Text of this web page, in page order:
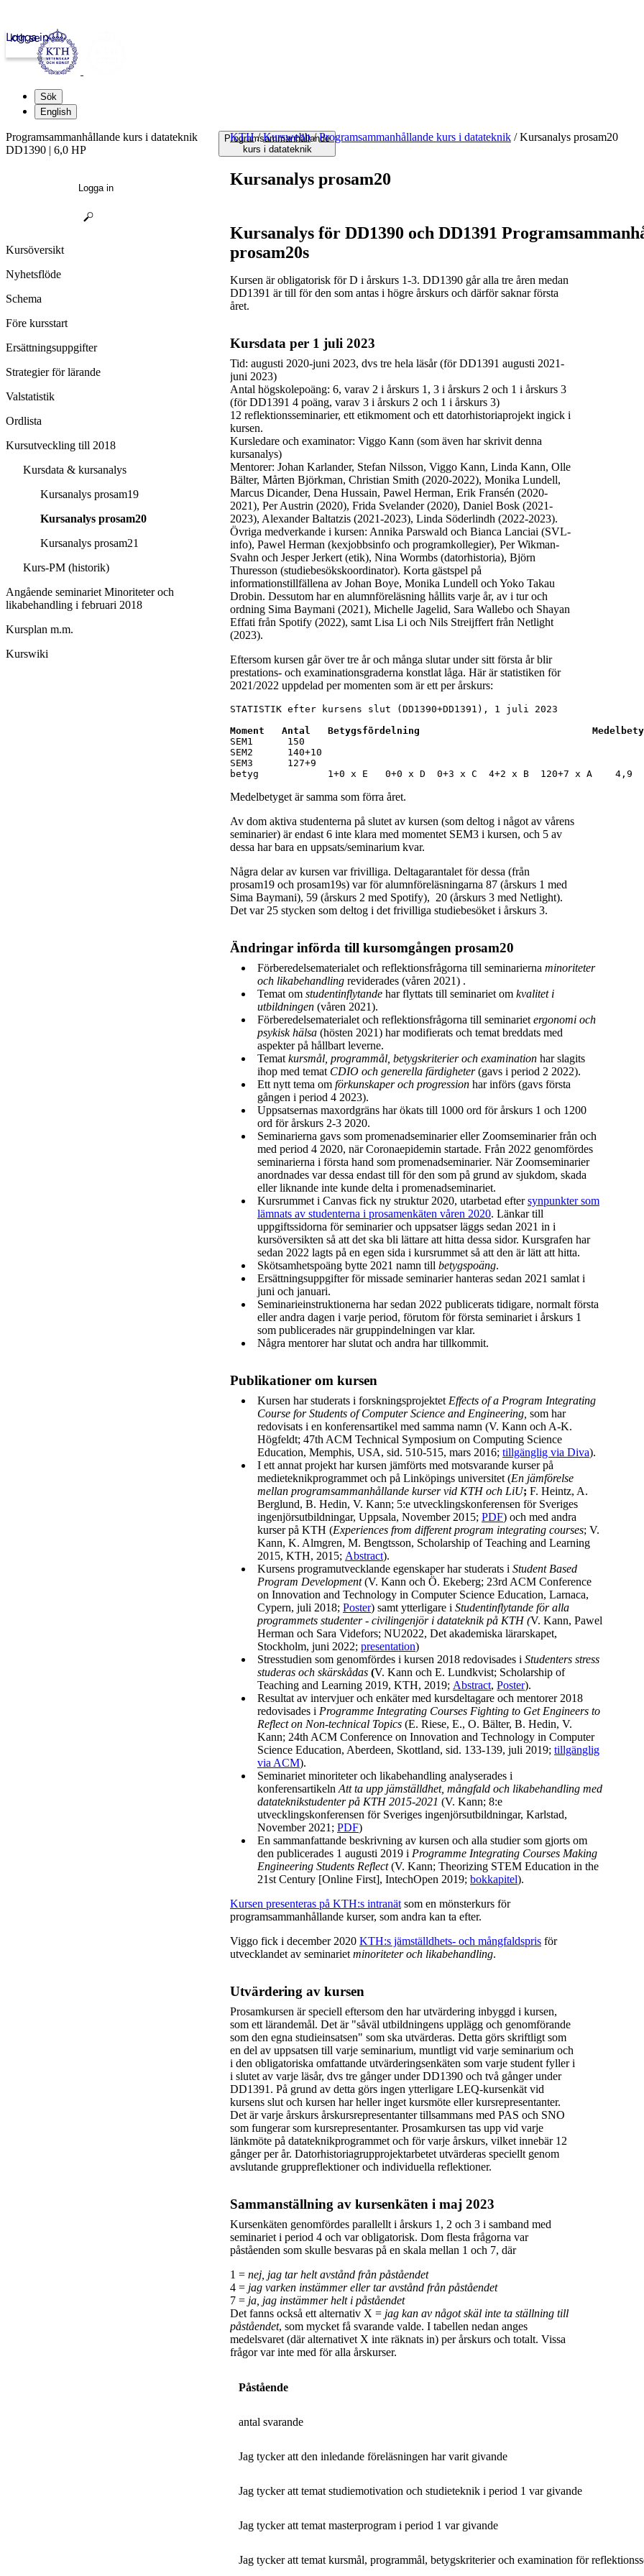
kth.se
Logga in
Sök
English
Programsammanhållande
kurs i datateknik
KTH / Kurswebb / Programsammanhållande kurs i datateknik /Kursanalys prosam20
Kursanalys prosam20
Kursanalys för DD1390 och DD1391
prosam20s
Kursen är obligatorisk för D i årskurs 1-3. DD1390 går alla tre åren medan
DD1391 är till för den som antas i högre årskurs och därför saknar första
året.
Kursdata per 1 juli 2023
Tid: augusti 2020-juni 2023, dvs tre hela läsår(för DD1391 augusti 2021-
juni 2023)
Antal högskolepoäng: 6, varav 2 i årskurs 1, 3 i årskurs 2 och 1 i årskurs 3
(för DD1391 4 poäng, varav 3 i årskurs 2 och 1 i årskurs 3)
12 reflektionsseminarier, ett etikmoment och ett datorhistoriaprojekt ingick i
kursen.
Kursledare och examinator: Viggo Kann (som även har skrivit denna
kursanalys)
Mentorer: Johan Karlander, Stefan Nilsson, Viggo Kann, Linda Kann, Olle
Bälter, Mårten Björkman, Christian Smith (2020-2022), Monika Lundell,
Marcus Dicander, Dena Hussain, Pawel Herman, Erik Fransén (2020-
2021), Per Austrin (2020), Frida Svelander (2020), Daniel Bosk (2021-
2023), Alexander Baltatzis (2021-2023), Linda Söderlindh (2022-2023).
Övriga medverkande i kursen: Annika Parswald och Bianca Lanciai (SVL-
info), Pawel Herman (kexjobbsinfo och programkollegier), Per Wikman-
Svahn och Jesper Jerkert (etik), Nina Wormbs (datorhistoria), Björn
Thuresson (studiebesökskoordinator). Korta gästspel på
informationstillfällena av Johan Boye, Monika Lundell och Yoko Takau
Drobin. Dessutom har en alumnföreläsning hållits varje år, av i tur och
ordning Sima Baymani (2021), Michelle Jagelid, Sara Wallebo och Shayan
Effati från Spotify (2022), samt Lisa Li och Nils Streijffert från Netlight
(2023).
Eftersom kursen går över tre år och många slutar under sitt första år blir
prestations- och examinationsgraderna konstlat låga. Här är statistiken för
2021/2022 uppdelad per momenten som är ett per årskurs:
STATISTIK efter kursens slut (DD1390+DD1391), 1 juli 2023
Moment   Antal   Betygsfördelning
SEM1      150
SEM2      140+10
SEM3      127+9
betyg            1+0 x E   0+0 x D  0+3 x C  4+2 x B  120+7 x A    4,9
Medelbetyget är samma som förra året.
Av dom aktiva studenterna på slutet av kursen (som deltog i något av vårens
seminarier) är endast 6 inte klara med momentet SEM3 i kursen, och 5 av
dessa har bara en uppsats/seminarium kvar.
Några delar av kursen var frivilliga. Deltagarantalet för dessa (från
prosam19 och prosam19s) var för alumnföreläsningarna 87 (årskurs 1 med
Sima Baymani), 59 (årskurs 2 med Spotify), 20 (årskurs 3 med Netlight).
Det var 25 stycken som deltog i det frivilliga studiebesöket i årskurs 3.
Ändringar införda till kursomgången prosam20
Förberedelsematerialet och reflektionsfrågorna till seminarierna minoriteter
och likabehandling reviderades (våren 2021) .
Temat om studentinflytande har flyttats till seminariet om kvalitet i
utbildningen (våren 2021).
Förberedelsematerialet och reflektionsfrågorna till seminariet ergonomi och
psykisk hälsa (hösten 2021) har modifierats och temat breddats med
aspekter på hållbart leverne.
Temat kursmål, programmål, betygskriterier och examination har slagits
ihop med temat CDIO och generella färdigheter (gavs i period 2 2022).
Ett nytt tema om förkunskaper och progression har införs (gavs första
gången i period 4 2023).
Uppsatsernas maxordgräns har ökats till 1000 ord för årskurs 1 och 1200
ord för årskurs 2-3 2020.
Seminarierna gavs som promenadseminarier eller Zoomseminarier från och
med period 4 2020, när Coronaepidemin startade. Från 2022 genomfördes
seminarierna i första hand som promenadseminarier. När Zoomseminarier
anordnades var dessa endast till för den som på grund av sjukdom, skada
eller liknande inte kunde delta i promenadseminariet.
Kursrummet i Canvas fick ny struktur 2020, utarbetad eftersynpunkter som
lämnats av studenterna i prosamenkäten våren 2020. Länkar till
uppgiftssidorna för seminarier och uppsatser läggs sedan 2021 in i
kursöversikten så att det ska bli lättare att hitta dessa sidor. Kursgrafen har
sedan 2022 lagts på en egen sida i kursrummet så att den är lätt att hitta.
Skötsamhetspoäng bytte 2021 namn till betygspoäng.
Ersättningsuppgifter för missade seminarier hanteras sedan 2021 samlat i
juni och januari.
Seminarieinstruktionerna har sedan 2022 publicerats tidigare, normalt första
eller andra dagen i varje period, förutom för första seminariet i årskurs 1
som publicerades när gruppindelningen var klar.
Några mentorer har slutat och andra har tillkommit.
Publikationer om kursen
Kursen har studerats i forskningsprojektet Effects of a Program Integrating
Course for Students of Computer Science and Engineering, som har
redovisats i en konferensartikel med samma namn (V. Kann och A-K.
Högfeldt; 47th ACM Technical Symposium on Computing Science
Education, Memphis, USA, sid. 510-515, mars 2016; tillgänglig via Diva).
I ett annat projekt har kursen jämförts med motsvarande kurser på
medieteknikprogrammet och på Linköpings universitet (En jämförelse
mellan programsammanhållande kurser vid KTH och LiU; F. Heintz, A.
Berglund, B. Hedin, V. Kann; 5:e utvecklingskonferensen för Sveriges
ingenjörsutbildningar, Uppsala, November 2015; PDF) och med andra
kurser på KTH (Experiences from different program integrating courses; V.
Kann, K. Almgren, M. Bengtsson, Scholarship of Teaching and Learning
2015, KTH, 2015; Abstract).
Kursens programutvecklande egenskaper har studerats i Student Based
Program Development (V. Kann och Ö. Ekeberg; 23rd ACM Conference
on Innovation and Technology in Computer Science Education, Larnaca,
Cypern, juli 2018; Poster) samt ytterligare i Studentinflytande för alla
programmets studenter - civilingenjör i datateknik på KTH (V. Kann, Pawel
Herman och Sara Videfors; NU2022, Det akademiska lärarskapet,
Stockholm, juni 2022; presentation)
Stresstudien som genomfördes i kursen 2018 redovisades i Studenters stress
studeras och skärskådas (V. Kann och E. Lundkvist; Scholarship of
Teaching and Learning 2019, KTH, 2019; Abstract, Poster).
Resultat av intervjuer och enkäter med kursdeltagare och mentorer 2018
redovisades i Programme Integrating Courses Fighting to Get Engineers to
Reflect on Non-technical Topics (E. Riese, E., O. Bälter, B. Hedin, V.
Kann; 24th ACM Conference on Innovation and Technology in Computer
Science Education, Aberdeen, Skottland, sid. 133-139, juli 2019; tillgänglig
via ACM).
Seminariet minoriteter och likabehandling analyserades i
konferensartikeln Att ta upp jämställdhet, mångfald och likabehandling med
datateknikstudenter på KTH 2015-2021 (V. Kann; 8:e
utvecklingskonferensen för Sveriges ingenjörsutbildningar, Karlstad,
November 2021; PDF)
En sammanfattande beskrivning av kursen och alla studier som gjorts om
den publicerades 1 augusti 2019 i Programme Integrating Courses Making
Engineering Students Reflect(V. Kann; Theorizing STEM Education in the
21st Century [Online First], IntechOpen 2019; bokkapitel).
Kursen presenteras på KTH:s intranät som en mönsterkurs för
programsammanhållande kurser, som andra kan ta efter.
Viggo fick i december 2020 KTH:s jämställdhets- och mångfaldspris för
utvecklandet av seminariet minoriteter och likabehandling.
Utvärdering av kursen
Prosamkursen är speciell eftersom den har utvärdering inbyggd i kursen,
som ett lärandemål. Det är "såväl utbildningens upplägg och genomförande
som den egna studieinsatsen" som ska utvärderas. Detta görs skriftligt som
en del av uppsatsen till varje seminarium, muntligt vid varje seminarium och
i den obligatoriska omfattande utvärderingsenkäten som varje student fyller i
i slutet av varje läsår, dvs tre gånger under DD1390 och två gånger under
DD1391. På grund av detta görs ingen ytterligare LEQ-kursenkät vid
kursens slut och kursen har heller inget kursmöte eller kursrepresentanter.
Det är varje årskurs årskursrepresentanter tillsammans med PAS och SNO
som fungerar som kursrepresentanter. Prosamkursen tas upp vid varje
länkmöte på datateknikprogrammet och för varje årskurs, vilket innebär 12
gånger per år. Datorhistoriagrupprojektarbetet utvärderas speciellt genom
avslutande gruppreflektioner och individuella reflektioner.
Sammanställning av kursenkäten i maj 2023
Kursenkäten genomfördes parallellt i årskurs 1, 2 och 3 i samband med
seminariet i period 4 och var obligatorisk. Dom flesta frågorna var
påståenden som skulle besvaras på en skala mellan 1 och 7, där
1 = nej, jag tar helt avstånd från påståendet
4 = jag varken instämmer eller tar avstånd från påståendet
7 = ja, jag instämmer helt i påståendet
Det fanns också ett alternativ X = jag kan av något skäl inte ta ställning till
påståendet, som mycket få svarande valde. I tabellen nedan anges
medelsvaret (där alternativet X inte räknats in) per årskurs och totalt. Vissa
frågor var inte med för alla årskurser.
Påstående
antal svarande
Jag tycker att den inledande föreläsningen har varit givande
Jag tycker att temat studiemotivation och studieteknik i period 1 var givande
Jag tycker att temat masterprogram i period 1 var givande
Jag tycker att temat kursmål, programmål, betygskriterier och examination för
Programsammanhållande kurs i datateknik
DD1390 | 6,0 HP
Logga in
Kursöversikt
Nyhetsflöde
Schema
Före kursstart
Ersättningsuppgifter
Strategier för lärande
Valstatistik
Ordlista
Kursutveckling till 2018
Kursdata & kursanalys
Kursanalys prosam19
Kursanalys prosam20
Kursanalys prosam21
Kurs-PM (historik)
Angående seminariet Minoriteter och
likabehandling i februari 2018
Kursplan m.m.
Kurswiki